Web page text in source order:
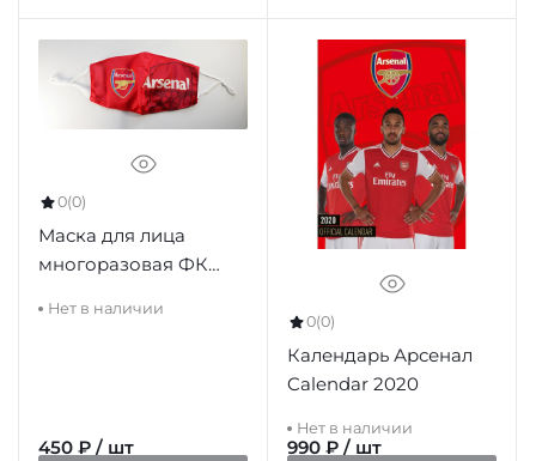
0(0)
Маска для лица
многоразовая ФК
Нет в наличии
450 ₽ / шт
0(0)
Календарь Арсенал
Calendar 2020
Нет в наличии
990 ₽ / шт